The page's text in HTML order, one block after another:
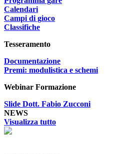
Calendari
Campi di gioco
Classifiche
Tesseramento
Documentazione
Premi: modulistica e schemi
Webinar Formazione
Slide Dott. Fabio Zucconi
NEWS
Visualizza tutto